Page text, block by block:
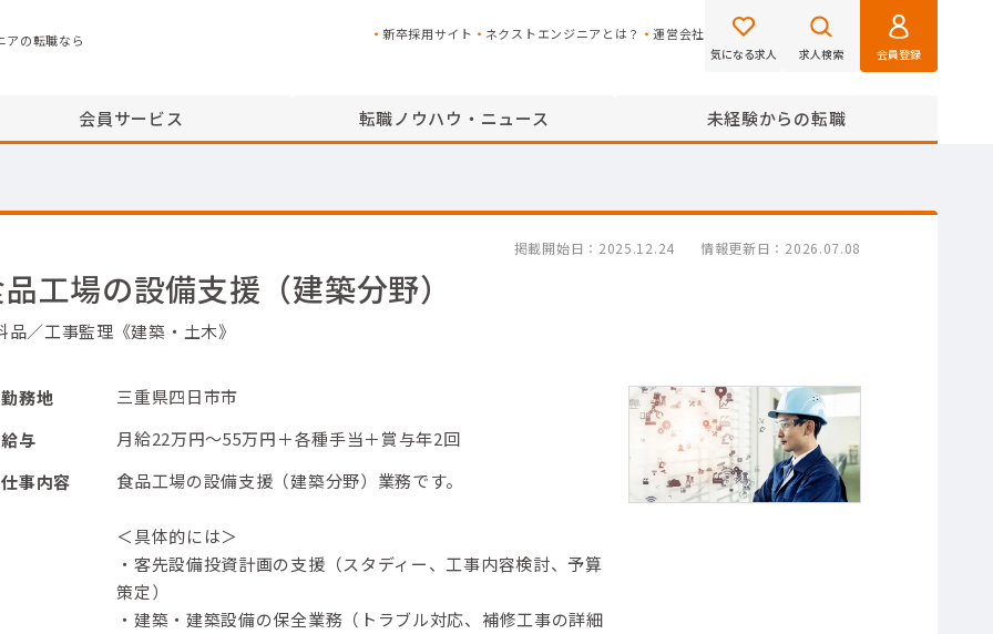
アの転職なら 新卒採用サイト ネクストエンジニアとは？ 運営会社
気になる求人 求人検索 会員登録
会員サービス 転職ノウハウ・ニュース 未経験からの転職
掲載開始日 2025.12.24 情報更新日 2026.07.08
工場の設備支援（建築分野）
品／工事監理《建築・土木》
勤務地
三重県四日市市
給与
月給22万円～55万円＋各種手当＋賞与年2回
仕事内容
食品工場の設備支援（建築分野）業務です。
＜具体的には＞
・客先設備投資計画の支援（スタディー、工事内容検討、予算
策定）
・建築・建築設備の保全業務（トラブル対応、補修工事の詳細